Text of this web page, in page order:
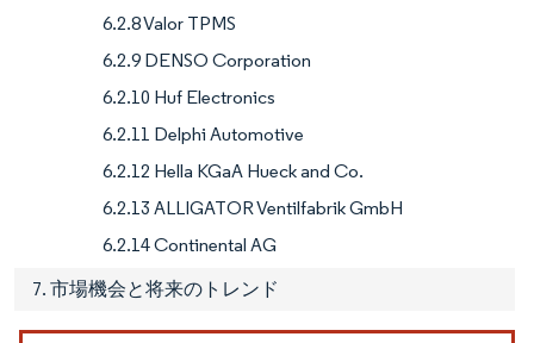
6.2.8 Valor TPMS
6.2.9 DENSO Corporation
6.2.10 Huf Electronics
6.2.11 Delphi Automotive
6.2.12 Hella KGaA Hueck and Co.
6.2.13 ALLIGATOR Ventilfabrik GmbH
6.2.14 Continental AG
7. 市場機会と将来のトレンド